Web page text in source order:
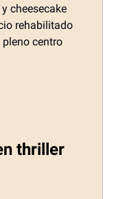
cheesecake
rehabilitado
centro
thriller